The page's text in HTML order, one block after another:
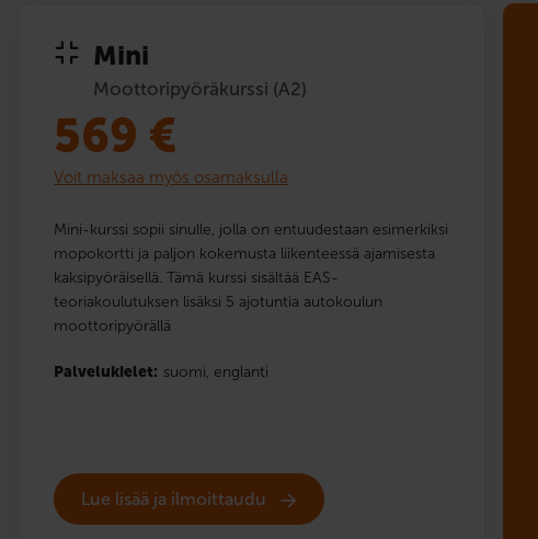
Mini
Moottoripyöräkurssi (A2)
569 €
Voit maksaa myös osamaksulla
Mini-kurssi sopii sinulle, jolla on entuudestaan esimerkiksi
mopokortti ja paljon kokemusta liikenteessä ajamisesta
kaksipyöräisellä. Tämä kurssi sisältää EAS-
teoriakoulutuksen lisäksi 5 ajotuntia autokoulun
moottoripyörällä
Palvelukielet: suomi, englanti
Lue lisää ja ilmoittaudu